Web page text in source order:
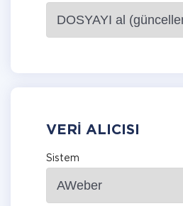
VERI ALICISI
Sistem